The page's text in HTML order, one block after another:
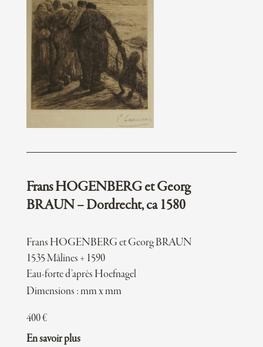
Frans HOGENBERG et Georg
BRAUN – Dordrecht, ca 1580
Frans HOGENBERG et Georg BRAUN
1535 Mâlines + 1590
Eau-forte d’après Hoefnagel
Dimensions : mm x mm
400€
En savoir plus